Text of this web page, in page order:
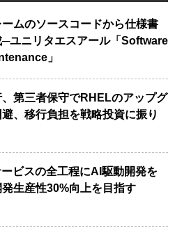
ームのソースコードから仕様書
─ユニリタエスアール「Software
」
第三者保守でRHELのアップグ
、移行負担を戦略投資に振り
ービスの全工程にAI駆動開発を
生産性30%向上を目指す